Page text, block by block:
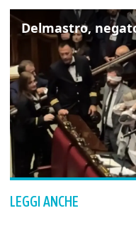
LEGGI ANCHE